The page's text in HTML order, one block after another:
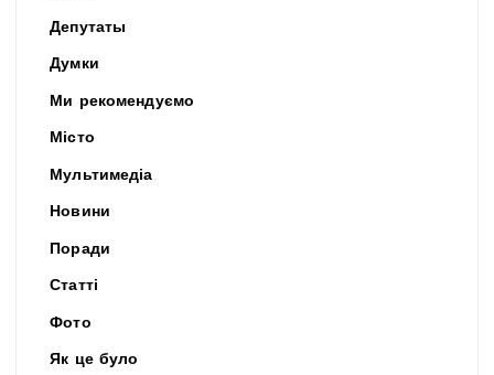
Депутаты
Думки
Ми рекомендуємо
Місто
Мультимедіа
Новини
Поради
Статті
Фото
Як це було